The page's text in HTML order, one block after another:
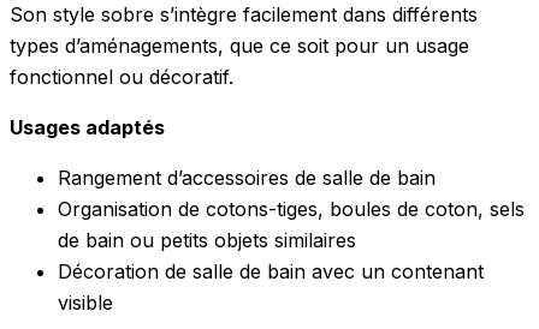
Son style sobre s’intègre facilement dans différents
types d’aménagements, que ce soit pour un usage
fonctionnel ou décoratif.
Usages adaptés
Rangement d’accessoires de salle de bain
Organisation de cotons-tiges, boules de coton, sels
de bain ou petits objets similaires
Décoration de salle de bain avec un contenant
visible